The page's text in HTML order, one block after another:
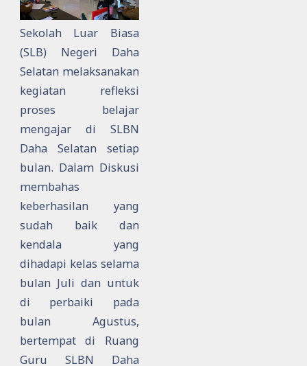
Sekolah Luar Biasa
(SLB) Negeri Daha
Selatan melaksanakan
kegiatan refleksi
proses belajar
mengajar di SLBN
Daha Selatan setiap
bulan. Dalam Diskusi
membahas
keberhasilan yang
sudah baik dan
kendala yang
dihadapi kelas selama
bulan Juli dan untuk
di perbaiki pada
bulan Agustus,
bertempat di Ruang
Guru SLBN Daha